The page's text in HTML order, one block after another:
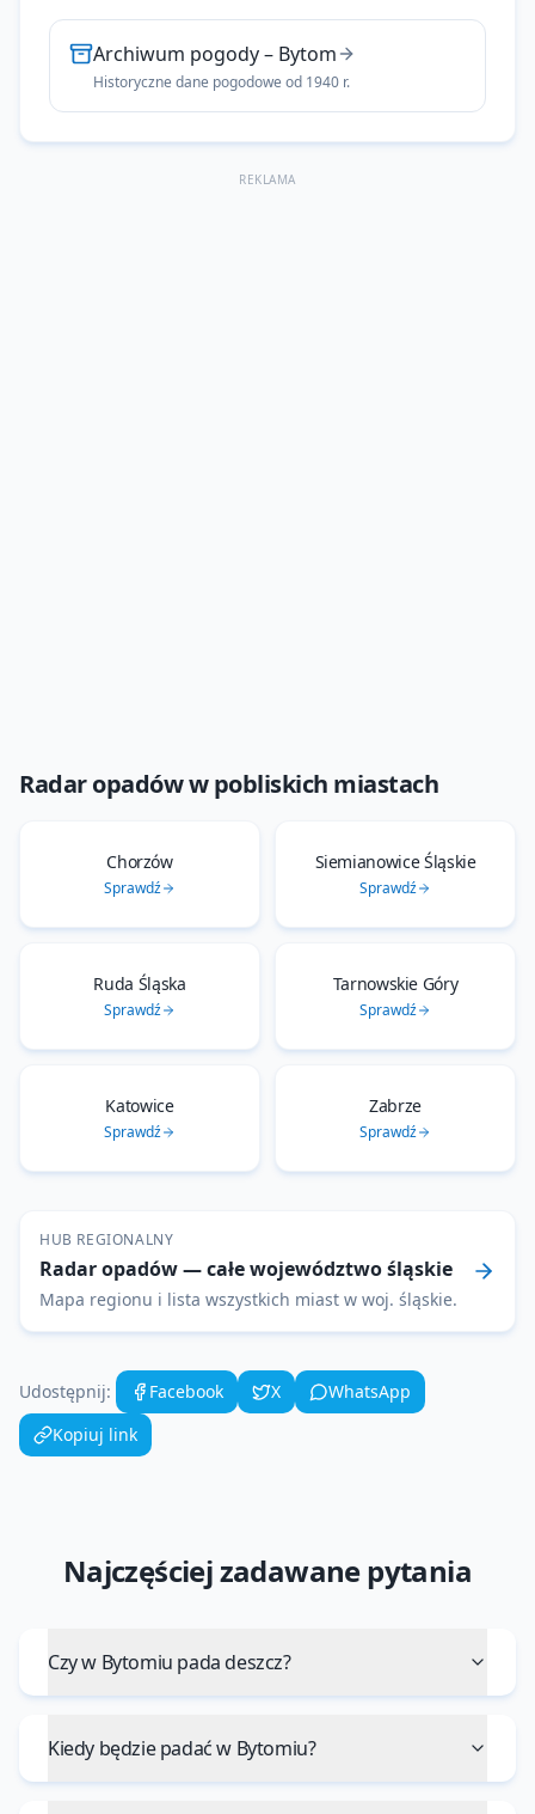
Archiwum pogody– Bytom
Historyczne dane pogodowe od 1940 r.
REKLAMA
Radar opadóww pobliskich miastach
Chorzów
Sprawdź
Siemianowice Śląskie
Sprawdź
Ruda Śląska
Sprawdź
Tarnowskie Góry
Sprawdź
Katowice
Sprawdź
Zabrze
Sprawdź
HUB REGIONALNY
Radar opadów— całe województwośląskie
Mapa regionu i lista wszystkich miast w woj. śląskie.
Udostępnij: Facebook X
WhatsApp
Kopiuj link
Najczęściej zadawane pytania
Czy w Bytomiu pada deszcz?
Kiedy będzie padać w Bytomiu?